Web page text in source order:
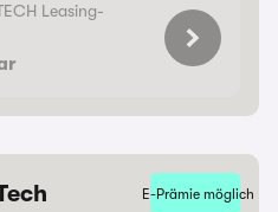
Leasing-
E-Prämie möglich